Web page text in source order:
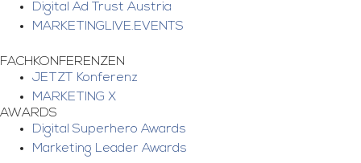
Digital Ad Trust Austria
MARKETINGLIVE.EVENTS
FACHKONFERENZEN
JETZT Konferenz
MARKETING X
AWARDS
Digital Superhero Awards
Marketing Leader Awards